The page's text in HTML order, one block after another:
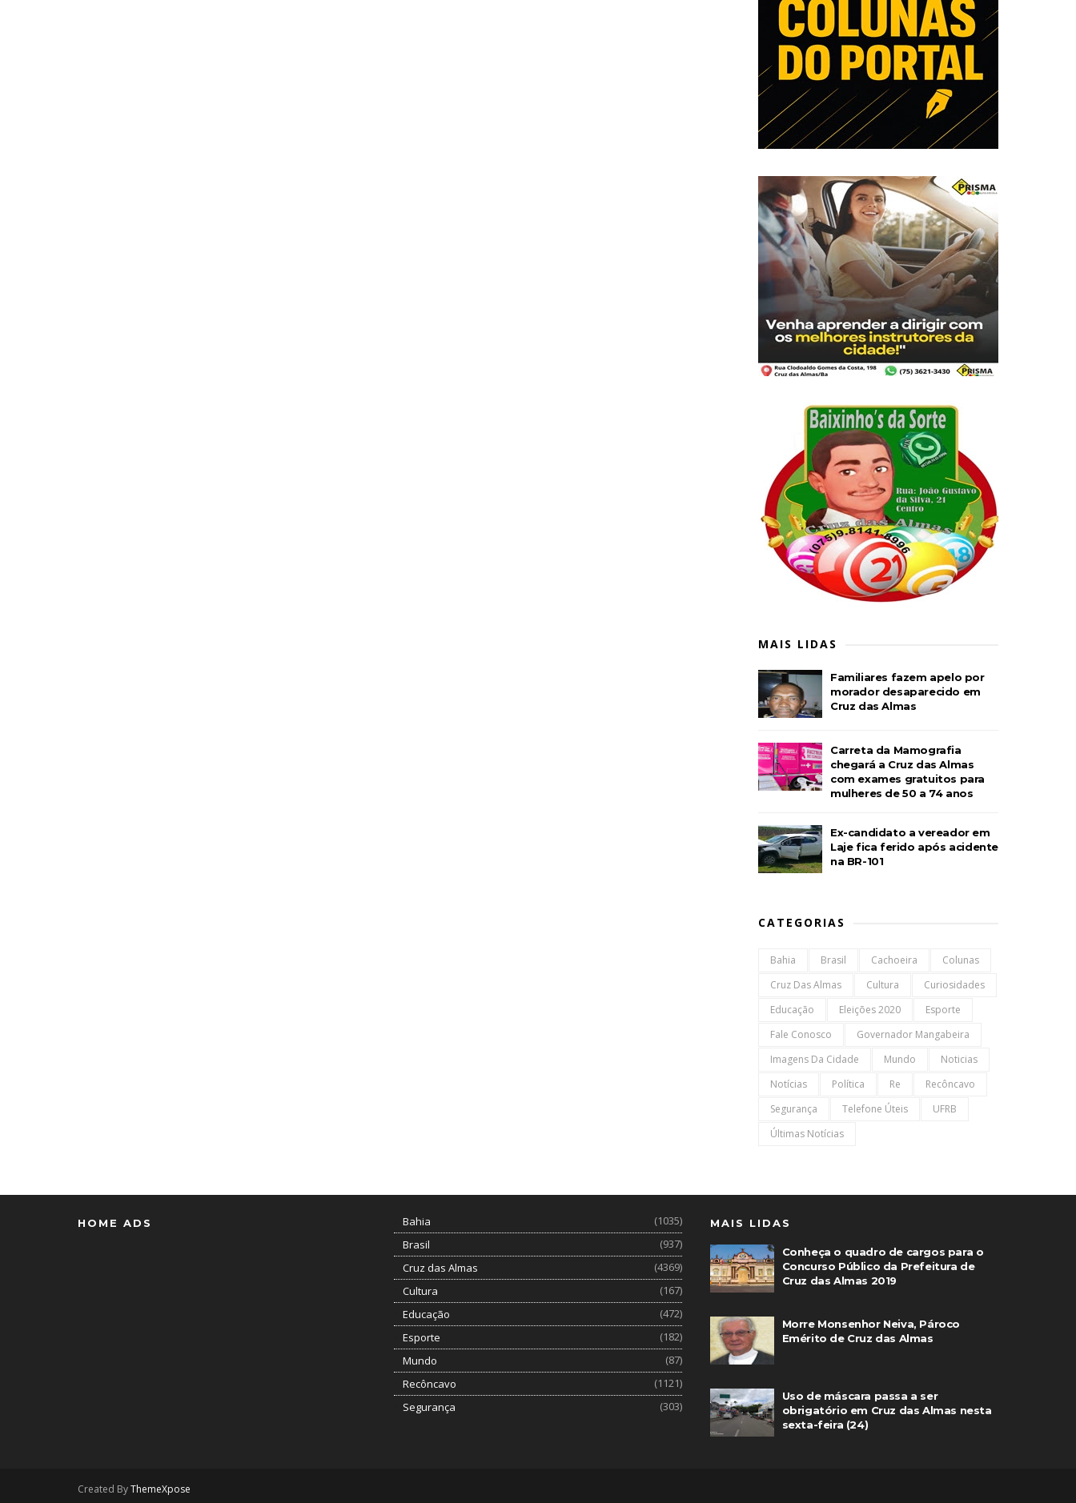
MAIS LIDAS
Familiares fazem apelo por
morador desaparecido em
Cruz das Almas
Carreta da Mamografia
chegará a Cruz das Almas
com exames gratuitos para
mulheres de 50 a 74 anos
Ex-candidato a vereador em
Laje fica ferido após acidente
na BR-101
CATEGORIAS
Bahia Brasil Cachoeira
Colunas
Cruz Das Almas
Cultura
Curiosidades
Educação
Eleições 2020
Esporte
Fale Conosco
Governador Mangabeira
Imagens Da Cidade
Mundo
Noticias
Notícias
Política Re
Recôncavo
Segurança
Telefone Úteis
UFRB
Últimas Notícias
HOME ADS Bahia
(1035)
Brasil
(937)
Cruz das Almas
(4369)
Cultura
(167)
Educação
(472)
Esporte
(182)
Mundo
(87)
Recôncavo
(1121)
Segurança
(303)
MAIS LIDAS
Conheça o quadro de cargos para o
Concurso Público da Prefeitura de
Cruz das Almas 2019
Morre Monsenhor Neiva, Pároco
Emérito de Cruz das Almas
Uso de máscara passa a ser
obrigatório em Cruz das Almas nesta
sexta-feira (24)
Created ByThemeXpose